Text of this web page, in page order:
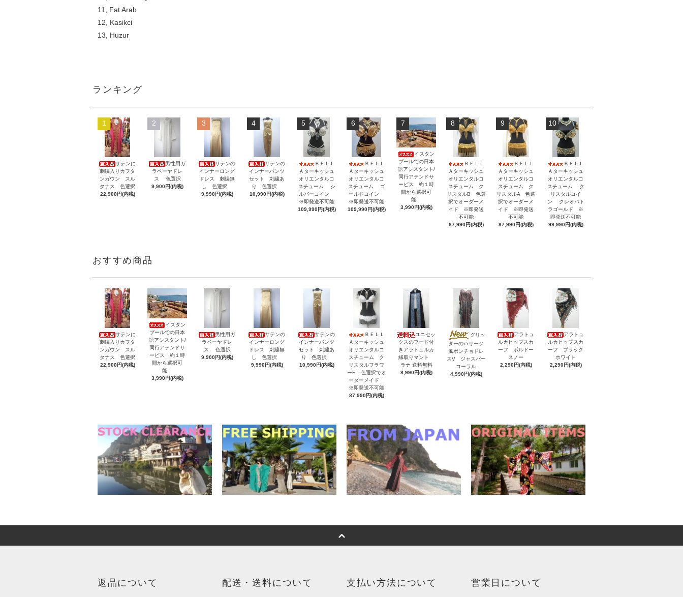
11, Fat Arab
12, Kasikci
13, Huzur
ランキング
1
サテンに
刺繍入りカフタ
ンガウン スル
タナス 色選択
22,900円(内税)
2
男性用ガ
ラベーヤドレ
ス 色選択
9,900円(内税)
3
サテンの
インナーロング
ドレス 刺繍無
し 色選択
9,990円(内税)
4
サテンの
インナーパンツ
セット 刺繍あ
り 色選択
10,990円(内税)
5
ＢＥＬＬ
Ａターキッシュ
オリエンタルコ
スチューム シ
ルバーコイン
※即発送不可能
109,990円(内税)
6
ＢＥＬＬ
Ａターキッシュ
オリエンタルコ
スチューム ゴ
ールドコイン
※即発送不可能
109,990円(内税)
7
イスタン
ブールでの日本
語アシスタント/
同行アテンドサ
ービス 約１時
間から選択可
能
3,990円(内税)
8
ＢＥＬＬ
Ａターキッシュ
オリエンタルコ
スチューム ク
リスタルB 色選
択でオーダーメ
イド ※即発送
不可能
87,990円(内税)
9
ＢＥＬＬ
Ａターキッシュ
オリエンタルコ
スチューム ク
リスタルA 色選
択でオーダーメ
イド ※即発送
不可能
87,990円(内税)
10
ＢＥＬＬ
Ａターキッシュ
オリエンタルコ
スチューム ク
リスタルコイ
ン クレオパト
ラゴールド ※
即発送不可能
99,990円(内税)
おすすめ商品
サテンに
刺繍入りカフタ
ンガウン スル
タナス 色選択
22,900円(内税)
イスタン
ブールでの日本
語アシスタント/
同行アテンドサ
ービス 約１時
間から選択可
能
3,990円(内税)
男性用ガ
ラベーヤドレ
ス 色選択
9,900円(内税)
サテンの
インナーロング
ドレス 刺繍無
し 色選択
9,990円(内税)
サテンの
インナーパンツ
セット 刺繍あ
り 色選択
10,990円(内税)
ＢＥＬＬ
Ａターキッシュ
オリエンタルコ
スチューム ク
リスタルフラワ
ーE 色選択でオ
ーダーメイド
※即発送不可能
87,990円(内税)
ユニセッ
クスのフード付
きアラトュルカ
縁取りマント
ラナ 送料無料
8,990円(内税)
グリッ
ターのハリージ
風ポンチョドレ
スV ジャスパー
コーラル
4,990円(内税)
アラトュ
ルカヒップスカ
ーフ ボルドー
スノー
2,290円(内税)
アラトュ
ルカヒップスカ
ーフ ブラック
ホワイト
2,290円(内税)
返品について 配送・送料について 支払い方法について 営業日について